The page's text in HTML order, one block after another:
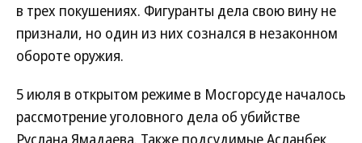
в трех покушениях. Фигуранты дела свою вину не
признали, но один из них сознался в незаконном
обороте оружия.
5 июля в открытом режиме в Мосгорсуде началось
рассмотрение уголовного дела об убийстве
Руслана Ямадаева. Также подсудимые Асланбек